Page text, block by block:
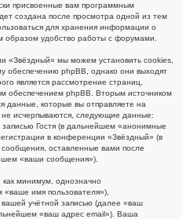
присвоенные вам программным
создана после просмотра одной из тем
для хранения информации о
образом удобство работы с форумами.
«Звёздный» мы можем установить cookies,
обеспечению phpBB, однако они выходят
является рассмотрение страниц,
обеспечением phpBB. Вторым источником
данные, которые вы отправляете на
исчерпываются, следующие данные:
Гостя (в дальнейшем «анонимные
в конференции «Звёздный» (в
оставленные вами после
«ваши сообщения»).
как минимум, однозначно
имя пользователя»),
учётной записью (далее «ваш
«ваш адрес email»). Ваша